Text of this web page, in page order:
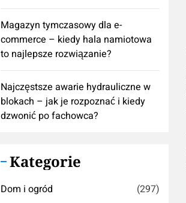
Magazyn tymczasowy dla e-
commerce – kiedy hala namiotowa
to najlepsze rozwiązanie?
Najczęstsze awarie hydrauliczne w
blokach – jak je rozpoznać i kiedy
dzwonić po fachowca?
Kategorie
Dom i ogród (297)